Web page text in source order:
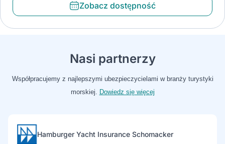
Zobacz dostępność
Nasi partnerzy
Współpracujemy z najlepszymi ubezpieczycielami w branży turystyki
morskiej. Dowiedz się więcej
Hamburger Yacht Insurance Schomacker